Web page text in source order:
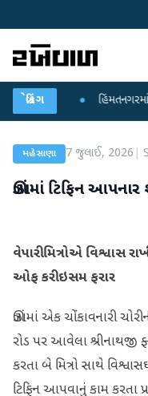
બ્રેકિંગ
કર્યા ● હિંમતનગરમાં
મહેસાણા 7 જુલાઈ, 2026
ઊંઝામાં ટિફિન
વેપારી મિત્રોએ વિશ્વાસ
ઓફ કરી ઇસમ ફરાર
ઊંઝામાં એક ચોંકાવનારી
રોડ પર આવેલા શ્રીનાથજી
કરતા બે મિત્રો સાથે
ટિફિન આપવાનું કામ કરતા